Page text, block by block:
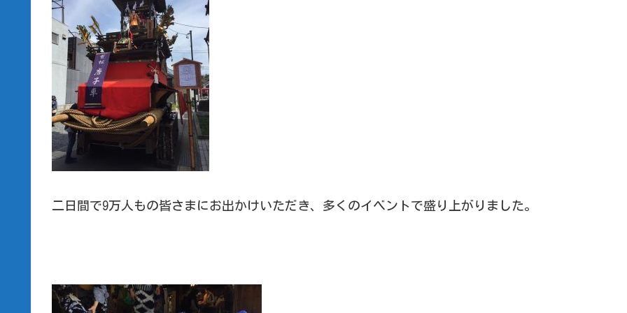
二日間で9万人もの皆さまにお出かけいただき、多くのイベントで盛り上がりました。